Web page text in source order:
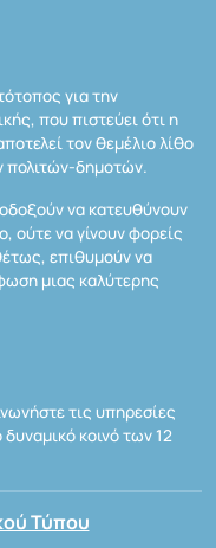
για την
που πιστεύει ότι η
τον θεμέλιο λίθο
πολιτών-δημοτών.
να κατευθύνουν
ούτε να γίνουν φορείς
επιθυμούν να
μιας καλύτερης
τις υπηρεσίες
κοινό των 12
Τύπου